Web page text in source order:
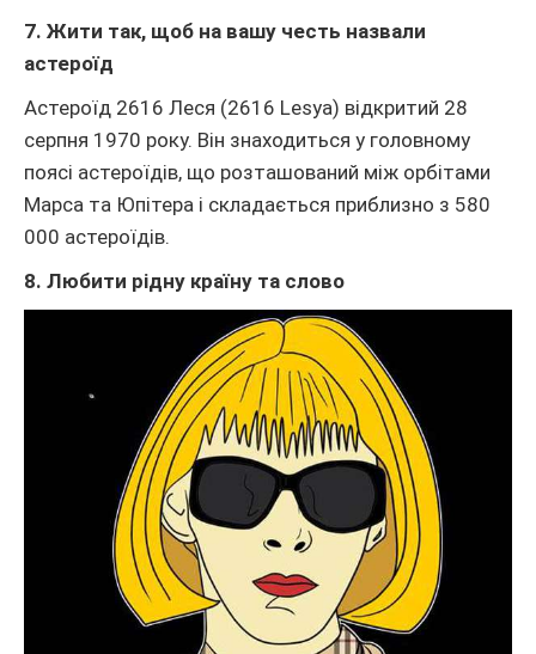
7. Жити так, щоб на вашу честь назвали
астероїд
Астероїд 2616 Леся (2616 Lesya) відкритий 28
серпня 1970 року. Він знаходиться у головному
поясі астероїдів, що розташований між орбітами
Марса та Юпітера і складається приблизно з 580
000 астероїдів.
8. Любити рідну країну та слово